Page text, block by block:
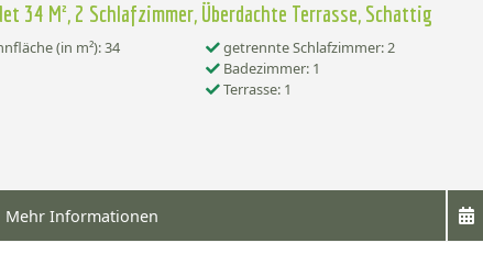
34 M², 2 Schlafzimmer, Überdachte Terrasse, Schattig
(in m²): 34
getrennte Schlafzimmer: 2
Badezimmer: 1
Terrasse: 1
Mehr Informationen